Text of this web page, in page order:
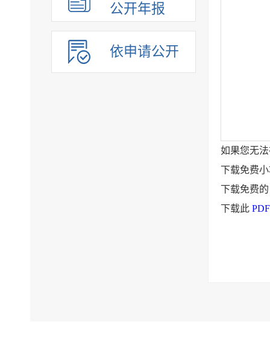
公开年报
依申请公开
如果您无
下载免费
下载免费
下载此